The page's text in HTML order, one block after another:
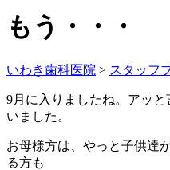
もう・・・
いわき歯科医院 > スタッフ
9月に入りましたね。アッ
いました。
お母様方は、やっと子供達
る方も